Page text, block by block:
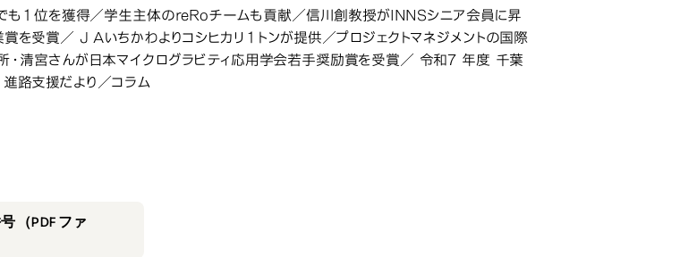
も１位を獲得／学生主体のreRoチームも貢献／信川創教授がINNSシニア会員に昇
を受賞／ J Aいちかわよりコシヒカリ１トンが提供／プロジェクトマネジメントの国際
清宮さんが日本マイクログラビティ応用学会若手奨励賞を受賞／ 令和7 年度 千葉
路支援だより／コラム
併号
（PDF ファ